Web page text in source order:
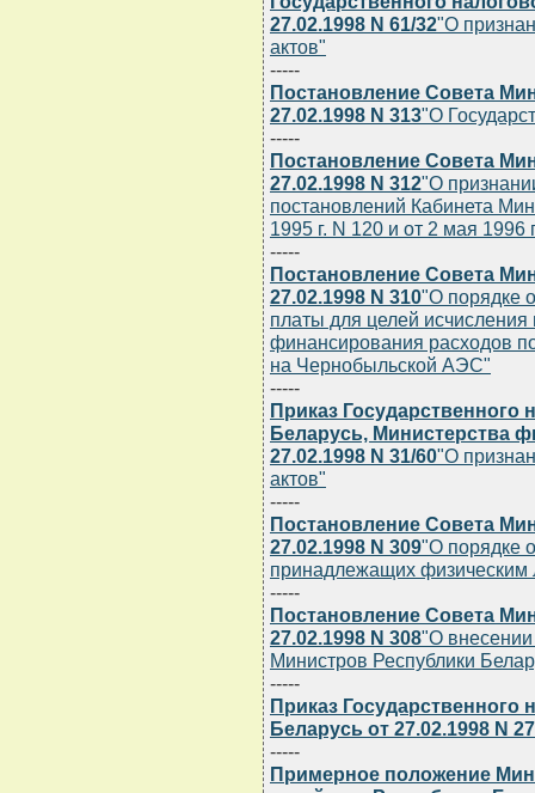
27.02.1998 N 61/32"О
актов"
-----
Постановление Совета
27.02.1998 N 313"О
-----
Постановление Совета
27.02.1998 N 312"О
постановлений Кабинета
1995 г. N 120 и от 2 мая 1996
-----
Постановление Совета
27.02.1998 N 310"О порядке
платы для целей
финансирования расходов
на Чернобыльской АЭС"
-----
Приказ Государственного
Беларусь, Министерства
27.02.1998 N 31/60"О
актов"
-----
Постановление Совета
27.02.1998 N 309"О порядке
принадлежащих физическим
-----
Постановление Совета
27.02.1998 N 308"О внесении
Министров Республики
-----
Приказ Государственного
Беларусь от 27.02.1998 N 27
-----
Примерное положение